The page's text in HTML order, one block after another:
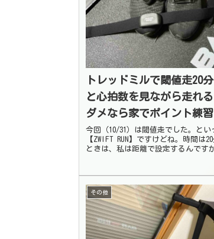
トレッドミルで閾値走20
と心拍数を見ながら走れ
ダメなら家でポイント練
今回（10/31）は閾値走でした。とい
【ZWIFT RUN】ですけどね。時間は
ときは、私は距離で設定するんです
その他